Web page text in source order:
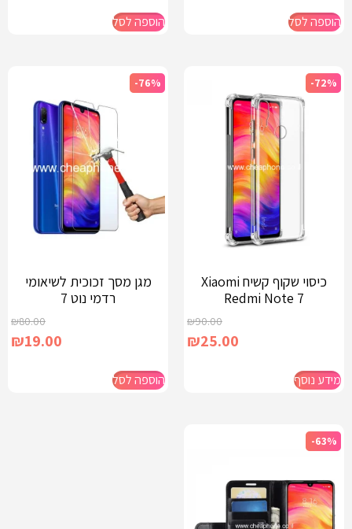
הוספה לסל הוספה לסל
-72%
כיסוי שקוף קשיח Xiaomi
Redmi Note 7
₪90.00
₪25.00
מידע נוסף
-76%
מגן מסך זכוכית לשיאומי
רדמי נוט 7
₪80.00
₪19.00
הוספה לסל
-63%